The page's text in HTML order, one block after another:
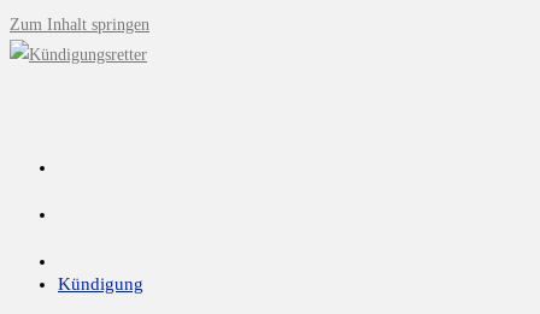
Zum Inhalt springen
Kündigung